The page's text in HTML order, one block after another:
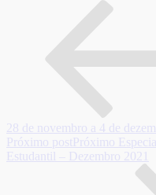
28 de novembro a 4 de
Próximo post Próximo
Estudantil – Dezembro 2021